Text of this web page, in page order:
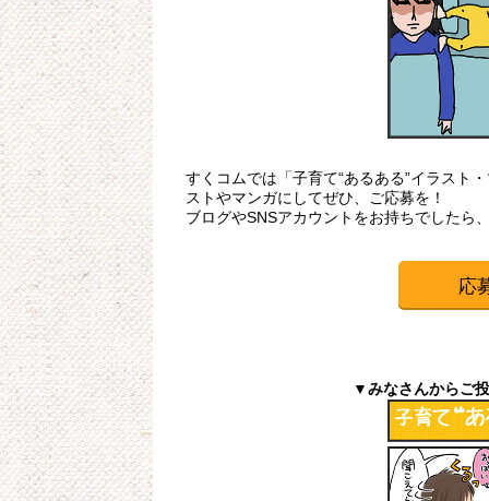
すくコムでは「子育て“あるある”イラスト
ストやマンガにしてぜひ、ご応募を！
ブログやSNSアカウントをお持ちでしたら
応
▼みなさんからご